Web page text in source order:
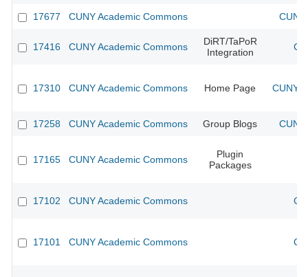
17677 CUNY Academic Commons
17416 CUNY Academic Commons
DiRT/TaPoR
Integration
17310 CUNY Academic Commons Home Page CUNY
17258 CUNY Academic Commons Group Blogs
17165 CUNY Academic Commons
Plugin
Packages
17102 CUNY Academic Commons
17101 CUNY Academic Commons